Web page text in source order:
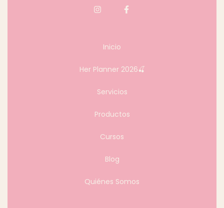
Inicio
Her Planner 2026🍒
Servicios
Productos
Cursos
Blog
Quiénes Somos